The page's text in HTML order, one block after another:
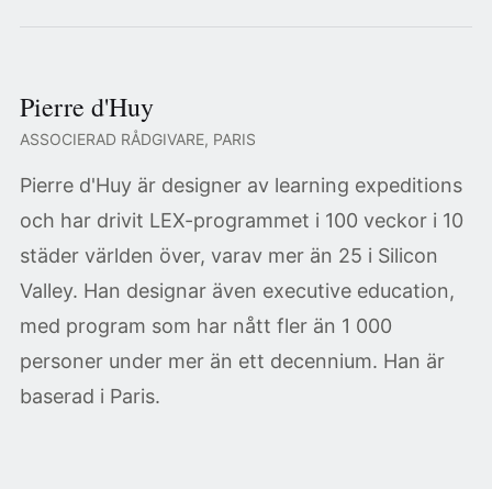
Pierre d'Huy
ASSOCIERAD RÅDGIVARE, PARIS
Pierre d'Huy är designer av learning expeditions
och har drivit LEX-programmet i 100 veckor i 10
städer världen över, varav mer än 25 i Silicon
Valley. Han designar även executive education,
med program som har nått fler än 1 000
personer under mer än ett decennium. Han är
baserad i Paris.